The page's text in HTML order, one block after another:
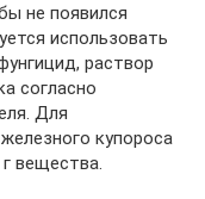
не появился
использовать
раствор
согласно
Для
купороса
вещества.